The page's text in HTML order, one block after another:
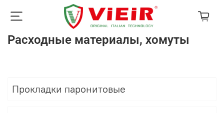
Расходные материалы, хомуты
Прокладки паронитовые